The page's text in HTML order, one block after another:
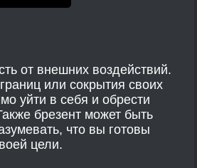
от внешних воздействий.
или сокрытия своих
уйти в себя и обрести
брезент может быть
что вы готовы
цели.